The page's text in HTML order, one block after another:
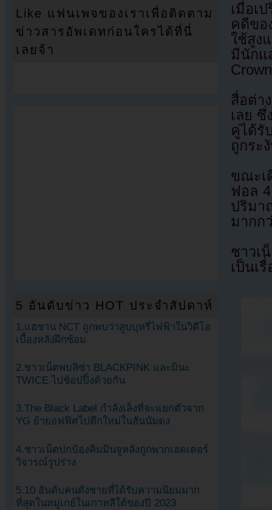
เมื่อเ
คดีขอ
ใช้สูง
มีนักแ
สื่อต่า
เลย ซึ่
คู่ได้รั
ถูกระ
ขณะเ
ฟอล
ปริม
มากก
ชาวเ
เป็นเ
Like แฟนเพจของเราเพื่อติดตาม
ข่าวสารอัพเดทก่อนใครได้ที่นี่
เลยจ้า
5 อันดับข่าว HOT ประจำสัปดาห์
1.แฮชาน NCT ถูกพบว่าสูบบุหรี่ไฟฟ้าในวิดีโอ
เบื้องหลังฝึกซ้อม
2.ชาวเน็ตพบลิซ่า BLACKPINK และมินะ
TWICE ไปช้อปปิ้งด้วยกัน
3.The Black Label กำลังเล็งที่จะแยกตัวจาก
YG ย้ายอฟฟิศไปตึกใหม่ในฮันนัมดง
4.ชาวเน็ตปกป้องคิมมินจูหลังถูกพวกเฮดเตอร์
วิจารณ์รูปร่าง
5.10 อันดับคนดังชายที่ได้รับความนิยมมาก
ที่สุดในหมู่เกย์ในเกาหลีใต้ของปี 2023